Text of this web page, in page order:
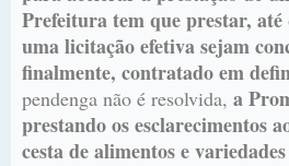
Prefeitura tem que prestar, até
uma licitação efetiva sejam
finalmente, contratado em
pendenga não é resolvida, a
prestando os esclarecimentos
cesta de alimentos e